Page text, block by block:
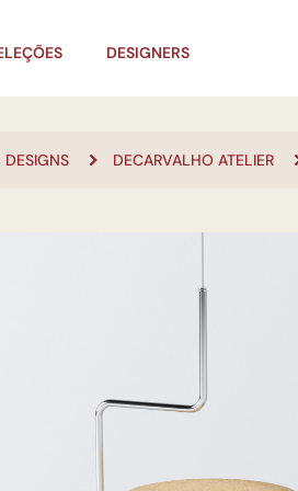
DESIGNERS
DESIGNS DECARVALHO ATELIER